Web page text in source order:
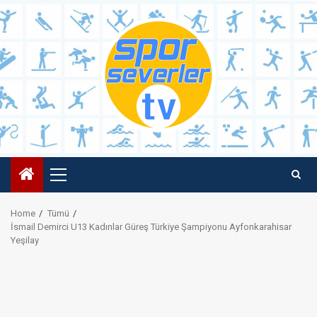
Skip
to
Primary
Menu
Home
Tümü
İsmail Demirci U13 Kadınlar Güreş Türkiye Şampiyonu Ayfonkarahisar
Yeşilay